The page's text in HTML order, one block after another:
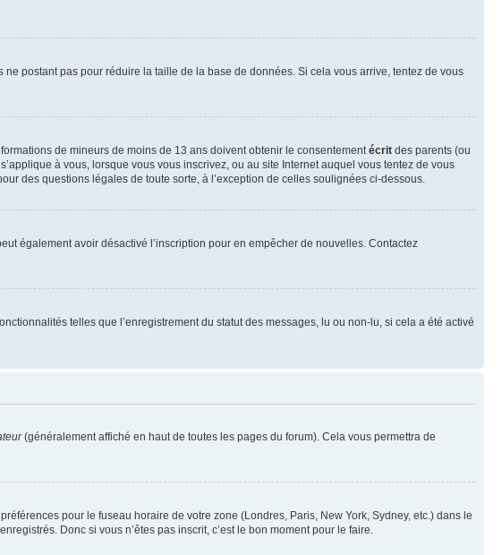
postant pas pour réduire la taille de la base de données. Si cela vous arrive, tentez de vous
de mineurs de moins de 13 ans doivent obtenir le consentement écrit des parents (ou
à vous, lorsque vous vous inscrivez, ou au site Internet auquel vous tentez de vous
des questions légales de toute sorte, à l’exception de celles soulignées ci-dessous.
également avoir désactivé l’inscription pour en empêcher de nouvelles. Contactez
telles que l’enregistrement du statut des messages, lu ou non-lu, si cela a été activé
(généralement affiché en haut de toutes les pages du forum). Cela vous permettra de
pour le fuseau horaire de votre zone (Londres, Paris, New York, Sydney, etc.) dans le
Donc si vous n’êtes pas inscrit, c’est le bon moment pour le faire.